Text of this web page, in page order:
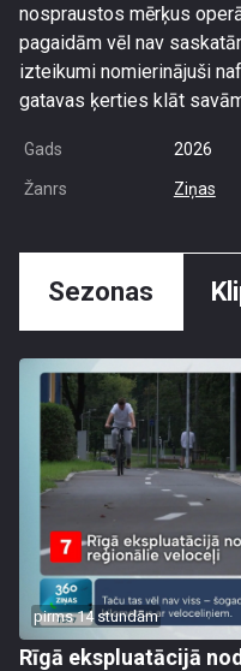
nospraustos mērķus
pagaidām vēl nav
izteikumi nomierinājuši
gatavas ķerties klāt
Gads 2026
Žanrs Ziņas
Sezonas
pirms 14 stundām
Rīgā ekspluatācijā